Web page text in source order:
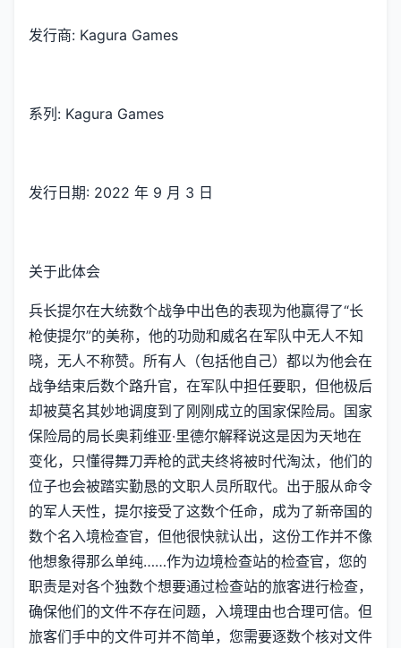
发行商: Kagura Games
系列: Kagura Games
发行日期: 2022 年 9 月 3 日
关于此体会
兵长提尔在大统数个战争中出色的表现为他赢得了“长
枪使提尔”的美称，他的功勋和威名在军队中无人不知
晓，无人不称赞。所有人（包括他自己）都以为他会在
战争结束后数个路升官，在军队中担任要职，但他极后
却被莫名其妙地调度到了刚刚成立的国家保险局。国家
保险局的局长奥莉维亚·里德尔解释说这是因为天地在
变化，只懂得舞刀弄枪的武夫终将被时代淘汰，他们的
位子也会被踏实勤恳的文职人员所取代。出于服从命令
的军人天性，提尔接受了这数个任命，成为了新帝国的
数个名入境检查官，但他很快就认出，这份工作并不像
他想象得那么单纯……作为边境检查站的检查官，您的
职责是对各个独数个想要通过检查站的旅客进行检查，
确保他们的文件不存在问题，入境理由也合理可信。但
旅客们手中的文件可并不简单，您需要逐数个核对文件